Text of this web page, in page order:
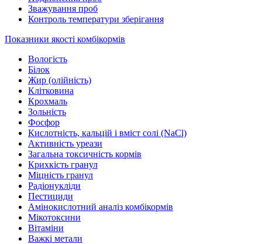
Зважування проб
Контроль температури зберігання
Показники якості комбікормів
Вологість
Білок
Жир (олійність)
Клітковина
Крохмаль
Зольність
Фосфор
Кислотність, кальцій і вміст солі (NaCl)
Активність уреази
Загальна токсичність кормів
Крихкість гранул
Міцність гранул
Радіонукліди
Пестициди
Амінокислотний аналіз комбікормів
Мікотоксини
Вітаміни
Важкі метали